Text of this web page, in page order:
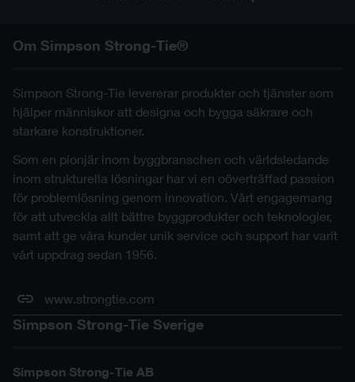
Om Simpson Strong-Tie®
Simpson Strong-Tie levererar produkter och tjänster som
hjälper människor att designa och bygga säkrare och
starkare konstruktioner.
Som en pionjär inom byggbranschen och världsledande
inom strukturella lösningar har vi en oöverträffad passion
för problemlösning genom innovation. Vårt engagemang
för att utveckla allt bättre byggprodukter och teknologier,
samt att ge våra kunder unik service och support har varit
vårt uppdrag sedan 1956.
www.strongtie.com
Simpson Strong-Tie Sverige
Simpson Strong-Tie AB